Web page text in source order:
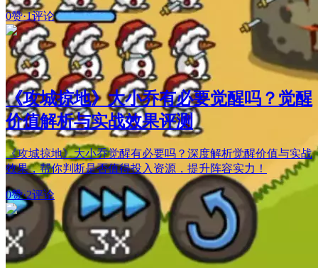
0赞·1评论
《攻城掠地》大小乔有必要觉醒吗？觉醒
价值解析与实战效果评测
《攻城掠地》大小乔觉醒有必要吗？深度解析觉醒价值与实战
效果，帮你判断是否值得投入资源，提升阵容实力！
0赞·2评论